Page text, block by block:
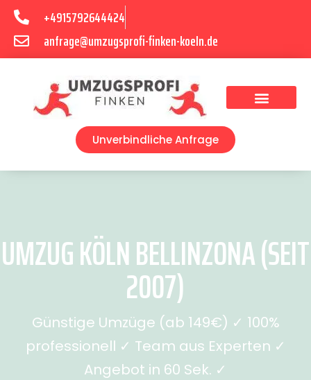
+4915792644424
anfrage@umzugsprofi-finken-koeln.de
Unverbindliche Anfrage
UMZUG KÖLN BELLINZONA (SEIT
2007)
Günstige Umzüge (ab 149€) ✓ 100%
professionell ✓ Team aus Experten ✓
Angebot in 60 Sek. ✓